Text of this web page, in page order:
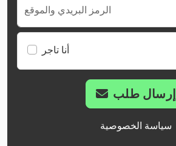
الرمز البريدي والموقع
أنا تاجر
إرسال طلب
سياسة الخصوصية